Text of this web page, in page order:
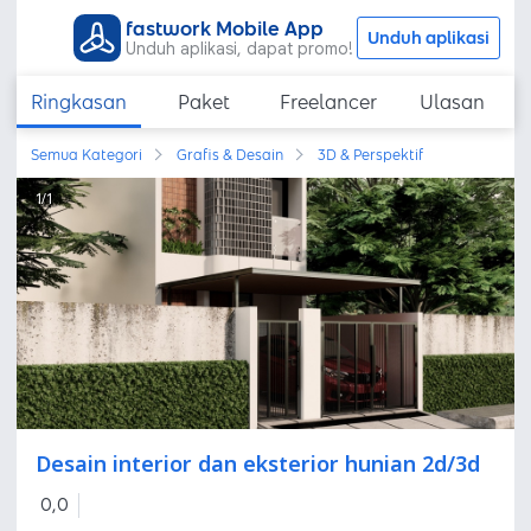
fastwork Mobile App
Unduh aplikasi, dapat promo! Unduh aplikasi
Ringkasan Paket Freelancer Ulasan
Semua Kategori Grafis & Desain 3D & Perspektif
1/1
Desain interior dan eksterior hunian 2d/3d
0,0